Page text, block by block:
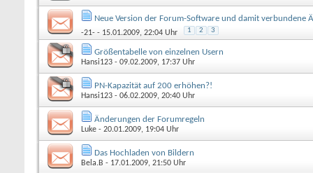
Neue Version der Forum-Software und damit verbundene
-21- - 15.01.2009, 22:04 Uhr 1 2 3
Größentabelle von einzelnen Usern
Hansi123 - 09.02.2009, 17:37 Uhr
PN-Kapazität auf 200 erhöhen?!
Hansi123 - 06.02.2009, 20:40 Uhr
Änderungen der Forumregeln
Luke - 20.01.2009, 19:04 Uhr
Das Hochladen von Bildern
Bela.B - 17.01.2009, 21:50 Uhr